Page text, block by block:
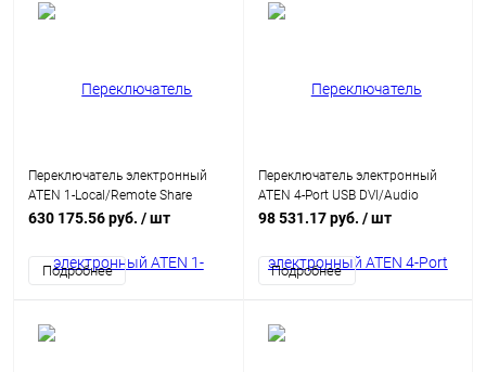
Переключатель электронный
ATEN 1-Local/Remote Share
Access 8-Port PS/2-USB VGA KVM
630 175.56 руб. / шт
Подробнее
Переключатель электронный
ATEN 4-Port USB DVI/Audio
KVMP™ Switch (CS1764A-AT-G)
98 531.17 руб. / шт
Подробнее